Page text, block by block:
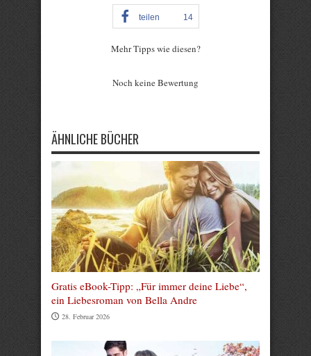
teilen 14
Mehr Tipps wie diesen?
Noch keine Bewertung
ÄHNLICHE BÜCHER
Gratis eBook-Tipp: „Für immer deine Liebe“,
ein Liebesroman von Bella Andre
28. Februar 2026